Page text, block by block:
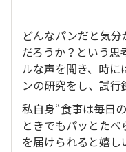
どんなパンだと気
だろうか？という
ルな声を聞き、時
ンの研究をし、試行
私自身“食事は毎日
ときでもパッとた
を届けられると嬉し